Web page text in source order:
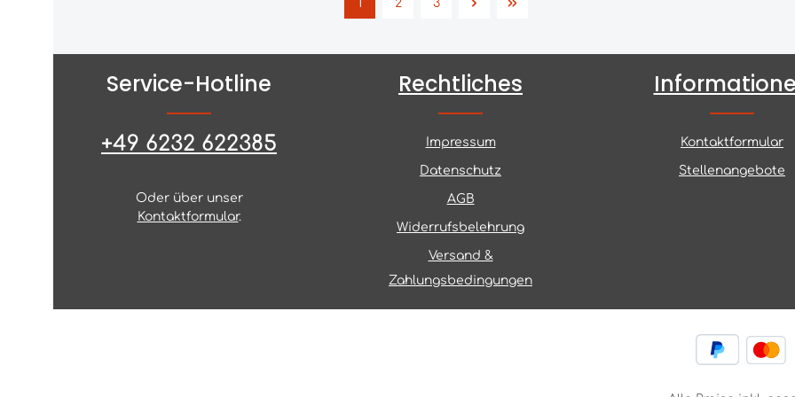
Seite
1
Seite
2
Seite
3
Service-Hotline
+49 6232 622385
Oder über unser
Kontaktformular.
Rechtliches
Impressum
Datenschutz
AGB
Widerrufsbelehrung
Versand &
Zahlungsbedingungen
Kontaktformular
Stellenangebote